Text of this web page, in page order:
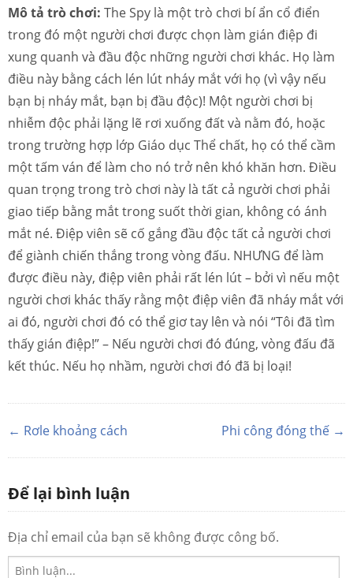
Mô tả trò chơi: The Spy là một trò chơi bí ẩn cổ điển
trong đó một người chơi được chọn làm gián điệp đi
xung quanh và đầu độc những người chơi khác. Họ làm
điều này bằng cách lén lút nháy mắt với họ (vì vậy nếu
bạn bị nháy mắt, bạn bị đầu độc)! Một người chơi bị
nhiễm độc phải lặng lẽ rơi xuống đất và nằm đó, hoặc
trong trường hợp lớp Giáo dục Thể chất, họ có thể cầm
một tấm ván để làm cho nó trở nên khó khăn hơn. Điều
quan trọng trong trò chơi này là tất cả người chơi phải
giao tiếp bằng mắt trong suốt thời gian, không có ánh
mắt né. Điệp viên sẽ cố gắng đầu độc tất cả người chơi
để giành chiến thắng trong vòng đấu. NHƯNG để làm
được điều này, điệp viên phải rất lén lút – bởi vì nếu một
người chơi khác thấy rằng một điệp viên đã nháy mắt với
ai đó, người chơi đó có thể giơ tay lên và nói “Tôi đã tìm
thấy gián điệp!” – Nếu người chơi đó đúng, vòng đấu đã
kết thúc. Nếu họ nhầm, người chơi đó đã bị loại!
← Rơle khoảng cách Phi công đóng thế →
Để lại bình luận
Địa chỉ email của bạn sẽ không được công bố.